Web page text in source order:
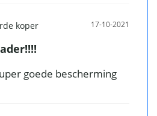
17-10-2021
goede bescherming